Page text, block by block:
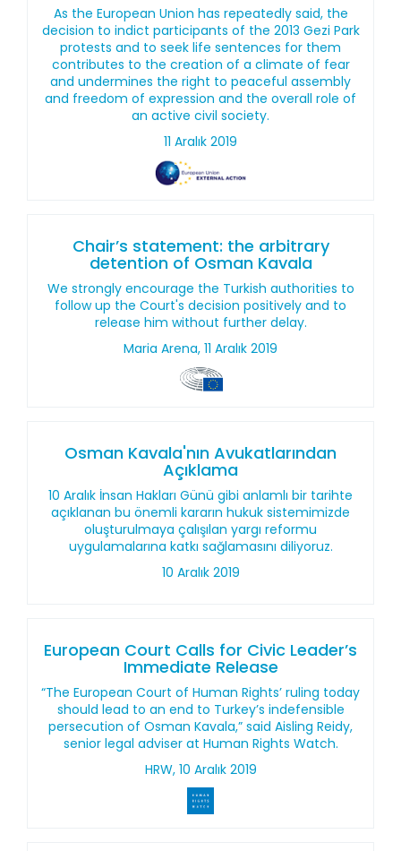
As the European Union has repeatedly said, the
decision to indict participants of the 2013 Gezi Park
protests and to seek life sentences for them
contributes to the creation of a climate of fear
and undermines the right to peaceful assembly
and freedom of expression and the overall role of
an active civil society.
11 Aralık 2019
Chair’s statement: the arbitrary
detention of Osman Kavala
We strongly encourage the Turkish authorities to
follow up the Court's decision positively and to
release him without further delay.
Maria Arena, 11 Aralık 2019
Osman Kavala'nın Avukatlarından
Açıklama
10 Aralık İnsan Hakları Günü gibi anlamlı bir tarihte
açıklanan bu önemli kararın hukuk sistemimizde
oluşturulmaya çalışılan yargı reformu
uygulamalarına katkı sağlamasını diliyoruz.
10 Aralık 2019
European Court Calls for Civic Leader’s
Immediate Release
“The European Court of Human Rights’ ruling today
should lead to an end to Turkey’s indefensible
persecution of Osman Kavala,” said Aisling Reidy,
senior legal adviser at Human Rights Watch.
HRW, 10 Aralık 2019